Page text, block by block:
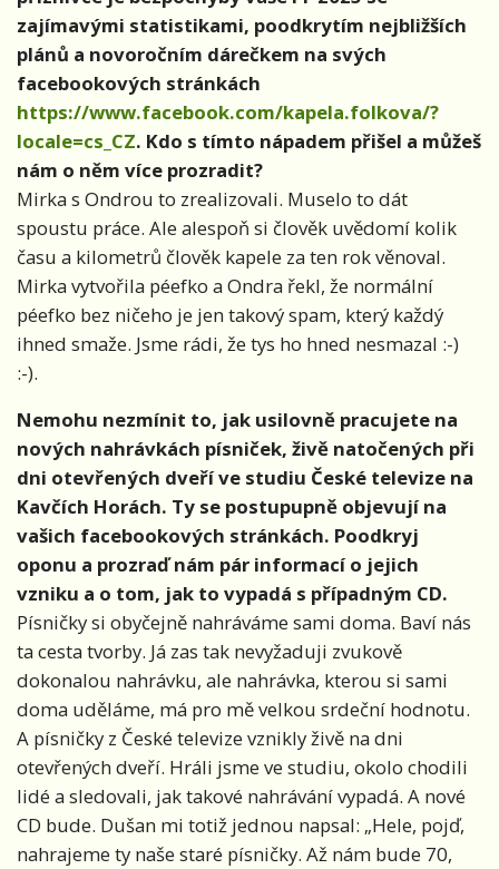
zajímavými statistikami, poodkrytím nejbližších
plánů a novoročním dárečkem na svých
facebookových stránkách
https://www.facebook.com/kapela.folkova/?
locale=cs_CZ. Kdo s tímto nápadem přišel a můžeš
nám o něm více prozradit?
Mirka s Ondrou to zrealizovali. Muselo to dát
spoustu práce. Ale alespoň si člověk uvědomí kolik
času a kilometrů člověk kapele za ten rok věnoval.
Mirka vytvořila péefko a Ondra řekl, že normální
péefko bez ničeho je jen takový spam, který každý
ihned smaže. Jsme rádi, že tys ho hned nesmazal :-)
:-).
Nemohu nezmínit to, jak usilovně pracujete na
nových nahrávkách písniček, živě natočených při
dni otevřených dveří ve studiu České televize na
Kavčích Horách. Ty se postupupně objevují na
vašich facebookových stránkách. Poodkryj
oponu a prozraď nám pár informací o jejich
vzniku a o tom, jak to vypadá s případným CD.
Písničky si obyčejně nahráváme sami doma. Baví nás
ta cesta tvorby. Já zas tak nevyžaduji zvukově
dokonalou nahrávku, ale nahrávka, kterou si sami
doma uděláme, má pro mě velkou srdeční hodnotu.
A písničky z České televize vznikly živě na dni
otevřených dveří. Hráli jsme ve studiu, okolo chodili
lidé a sledovali, jak takové nahrávání vypadá. A nové
CD bude. Dušan mi totiž jednou napsal: „Hele, pojď,
nahrajeme ty naše staré písničky. Až nám bude 70,